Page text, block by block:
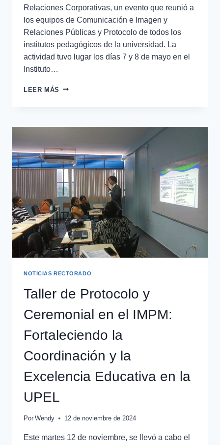
Relaciones Corporativas, un evento que reunió a
los equipos de Comunicación e Imagen y
Relaciones Públicas y Protocolo de todos los
institutos pedagógicos de la universidad. La
actividad tuvo lugar los días 7 y 8 de mayo en el
Instituto…
LEER MÁS
NOTICIAS RECTORADO
Taller de Protocolo y
Ceremonial en el IMPM:
Fortaleciendo la
Coordinación y la
Excelencia Educativa en la
UPEL
Por Wendy 12 de noviembre de 2024
Este martes 12 de noviembre, se llevó a cabo el